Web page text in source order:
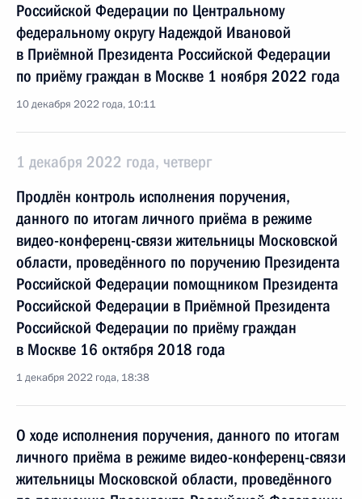
Российской Федерации по Центральному
федеральному округу Надеждой Ивановой
в Приёмной Президента Российской Федерации
по приёму граждан в Москве 1 ноября 2022 года
10 декабря 2022 года, 10:11
1 декабря 2022 года, четверг
Продлён контроль исполнения поручения,
данного по итогам личного приёма в режиме
видео-конференц-связи жительницы Московской
области, проведённого по поручению Президента
Российской Федерации помощником Президента
Российской Федерации в Приёмной Президента
Российской Федерации по приёму граждан
в Москве 16 октября 2018 года
1 декабря 2022 года, 18:38
О ходе исполнения поручения, данного по итогам
личного приёма в режиме видео-конференц-связи
жительницы Московской области, проведённого